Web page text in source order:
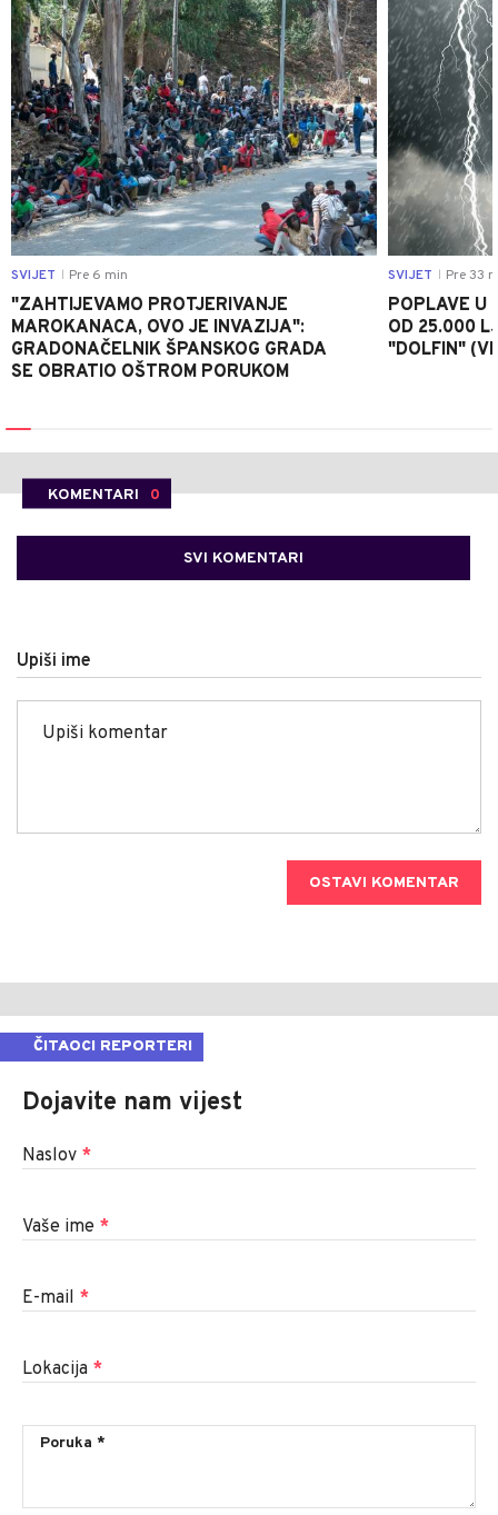
SVIJET Pre 6 min
"ZAHTIJEVAMO PROTJERIVANJE
MAROKANACA, OVO JE INVAZIJA":
GRADONAČELNIK ŠPANSKOG GRADA
SE OBRATIO OŠTROM PORUKOM
SVIJET Pre 33
POPLAVE U
OD 25.000
"DOLFIN"
KOMENTARI 0
SVI KOMENTARI
Upiši ime
OSTAVI KOMENTAR
ČITAOCI REPORTERI
Dojavite nam vijest
Naslov *
Vaše ime *
E-mail *
Lokacija *